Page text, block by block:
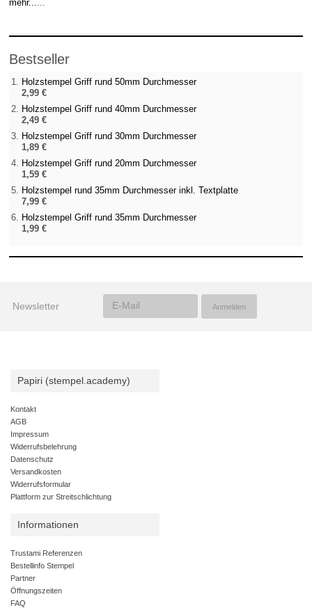
mehr...
Bestseller
Holzstempel Griff rund 50mm Durchmesser
2,99 €
Holzstempel Griff rund 40mm Durchmesser
2,49 €
Holzstempel Griff rund 30mm Durchmesser
1,89 €
Holzstempel Griff rund 20mm Durchmesser
1,59 €
Holzstempel rund 35mm Durchmesser inkl. Textplatte
7,99 €
Holzstempel Griff rund 35mm Durchmesser
1,99 €
Newsletter
Papiri (stempel.academy)
Kontakt
AGB
Impressum
Widerrufsbelehrung
Datenschutz
Versandkosten
Widerrufsformular
Plattform zur Streitschlichtung
Informationen
Trustami Referenzen
Bestellinfo Stempel
Partner
Öffnungszeiten
FAQ